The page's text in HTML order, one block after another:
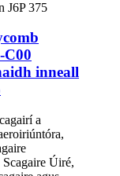
C00
inneall
a
Úiré,